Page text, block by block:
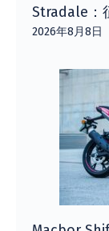
Stradale：
2026年8月8日